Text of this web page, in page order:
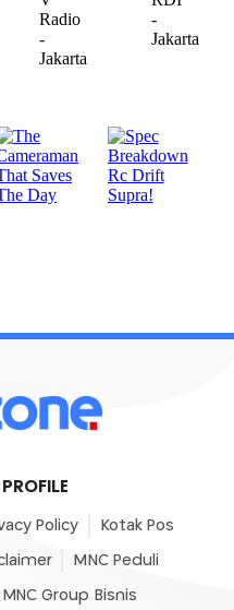
Policy Kotak Pos
MNC Peduli
MNC Group Bisnis